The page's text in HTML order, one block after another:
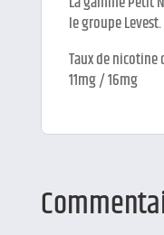
le groupe Levest.
Taux de
11mg / 16mg